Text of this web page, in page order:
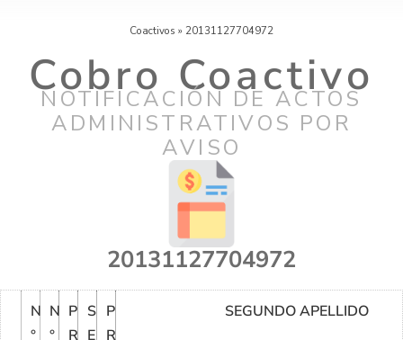
Coactivos » 20131127704972
Cobro Coactivo
NOTIFICACIÓN DE ACTOS
ADMINISTRATIVOS POR
AVISO
20131127704972
N
°
N
°
P
R
S
E
P
R
SEGUNDO APELLIDO